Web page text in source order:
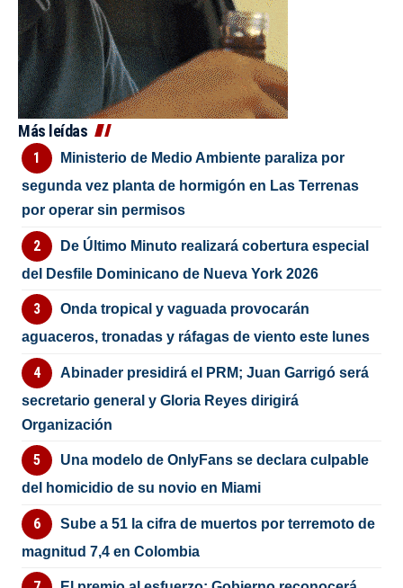
Más leídas
Ministerio de Medio Ambiente paraliza por
segunda vez planta de hormigón en Las Terrenas
por operar sin permisos
De Último Minuto realizará cobertura especial
del Desfile Dominicano de Nueva York 2026
Onda tropical y vaguada provocarán
aguaceros, tronadas y ráfagas de viento este lunes
Abinader presidirá el PRM; Juan Garrigó será
secretario general y Gloria Reyes dirigirá
Organización
Una modelo de OnlyFans se declara culpable
del homicidio de su novio en Miami
Sube a 51 la cifra de muertos por terremoto de
magnitud 7,4 en Colombia